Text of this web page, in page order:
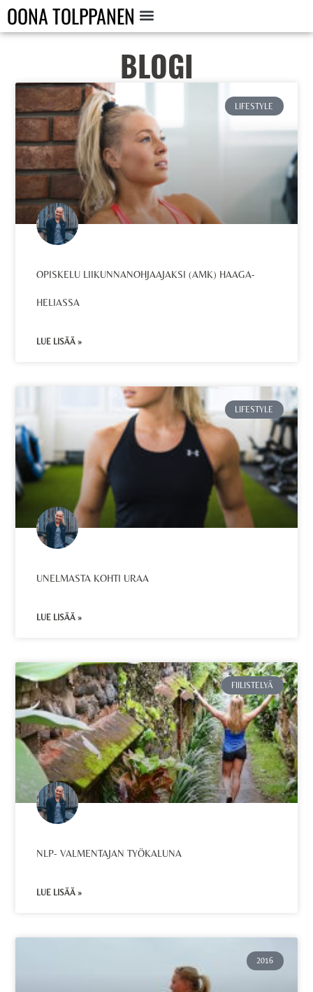
OONA TOLPPANEN
BLOGI
LIFESTYLE
OPISKELU LIIKUNNANOHJAAJAKSI (AMK) HAAGA-
HELIASSA
LUE LISÄÄ »
LIFESTYLE
UNELMASTA KOHTI URAA
LUE LISÄÄ »
FIILISTELYÄ
NLP- VALMENTAJAN TYÖKALUNA
LUE LISÄÄ »
2016